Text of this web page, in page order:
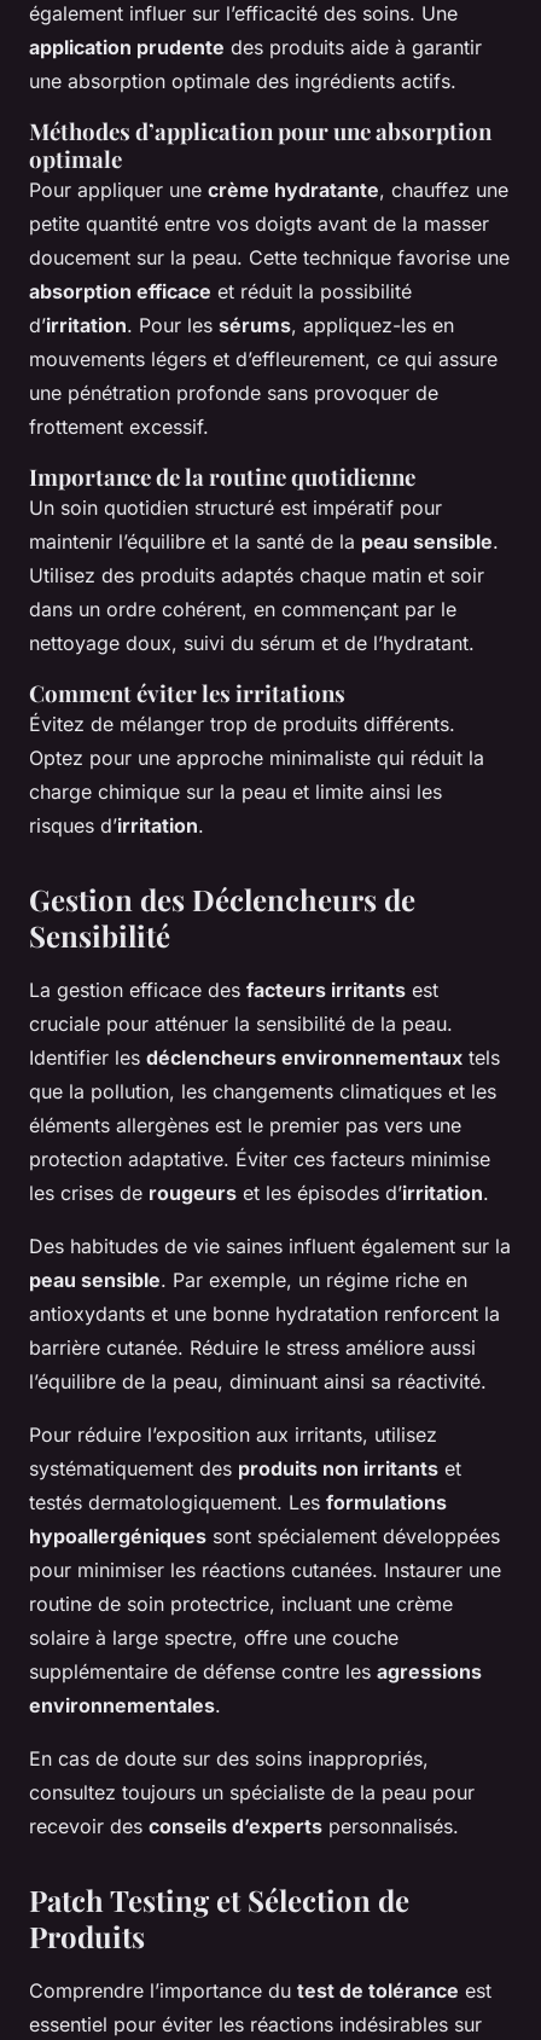
également influer sur l’efficacité des soins. Une
application prudente des produits aide à garantir
une absorption optimale des ingrédients actifs.
Méthodes d’application pour une absorption
optimale
Pour appliquer une crème hydratante, chauffez une
petite quantité entre vos doigts avant de la masser
doucement sur la peau. Cette technique favorise une
absorption efficace et réduit la possibilité
d’irritation. Pour les sérums, appliquez-les en
mouvements légers et d’effleurement, ce qui assure
une pénétration profonde sans provoquer de
frottement excessif.
Importance de la routine quotidienne
Un soin quotidien structuré est impératif pour
maintenir l’équilibre et la santé de la peau sensible.
Utilisez des produits adaptés chaque matin et soir
dans un ordre cohérent, en commençant par le
nettoyage doux, suivi du sérum et de l’hydratant.
Comment éviter les irritations
Évitez de mélanger trop de produits différents.
Optez pour une approche minimaliste qui réduit la
charge chimique sur la peau et limite ainsi les
risques d’irritation.
Gestion des Déclencheurs de
Sensibilité
La gestion efficace des facteurs irritants est
cruciale pour atténuer la sensibilité de la peau.
Identifier les déclencheurs environnementaux tels
que la pollution, les changements climatiques et les
éléments allergènes est le premier pas vers une
protection adaptative. Éviter ces facteurs minimise
les crises de rougeurs et les épisodes d’irritation.
Des habitudes de vie saines influent également sur la
peau sensible. Par exemple, un régime riche en
antioxydants et une bonne hydratation renforcent la
barrière cutanée. Réduire le stress améliore aussi
l’équilibre de la peau, diminuant ainsi sa réactivité.
Pour réduire l’exposition aux irritants, utilisez
systématiquement des produits non irritants et
testés dermatologiquement. Les formulations
hypoallergéniques sont spécialement développées
pour minimiser les réactions cutanées. Instaurer une
routine de soin protectrice, incluant une crème
solaire à large spectre, offre une couche
supplémentaire de défense contre les agressions
environnementales.
En cas de doute sur des soins inappropriés,
consultez toujours un spécialiste de la peau pour
recevoir des conseils d’experts personnalisés.
Patch Testing et Sélection de
Produits
Comprendre l’importance du test de tolérance est
essentiel pour éviter les réactions indésirables sur